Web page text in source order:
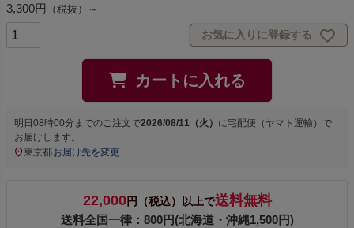
3,300円 （税抜）～
お気に入りに登録する
カートに入れる
明日 08時00分 までのご注文で2026/08/11（火） に宅配便（ヤマト運輸） で
お届けします。
東京都お届け先を変更
22,000円（税込）以上で送料無料
送料全国一律：800円(北海道・沖縄1,500円)